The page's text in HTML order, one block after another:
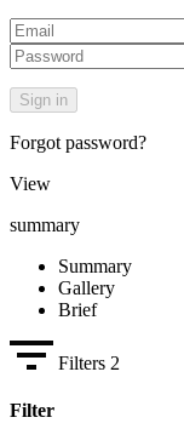
Forgot password?
View
summary
Summary
Gallery
Brief
Filters 2
Filter